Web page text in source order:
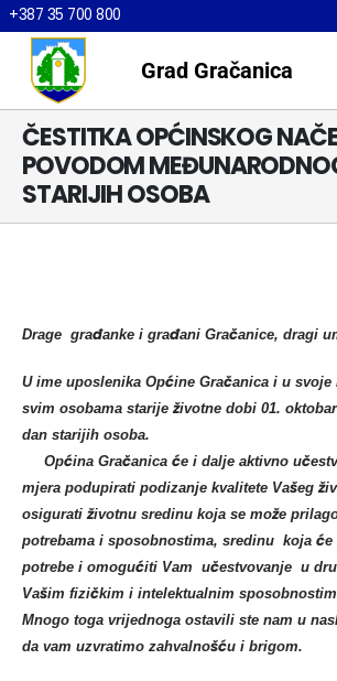
+387 35 700 800
Grad Gračanica
ČESTITKA OPĆINSKOG
POVODOM
STARIJIH OSOBA
Drage građanke i građani Gračanice, dragi
U ime uposlenika Općine Gračanica i u
svim osobama starije životne dobi 01.
dan starijih osoba.
Općina Gračanica će i dalje aktivno
mjera podupirati podizanje kvalitete Vašeg
osigurati životnu sredinu koja se može
potrebama i sposobnostima, sredinu koja će
potrebe i omogućiti Vam učestvovanje u
Vašim fizičkim i intelektualnim
Mnogo toga vrijednoga ostavili ste nam u
da vam uzvratimo zahvalnošću i brigom.